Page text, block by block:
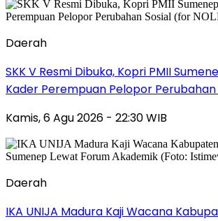
Daerah
SKK V Resmi Dibuka, Kopri PMII
Kader Perempuan Pelopor Perubahan
Kamis, 6 Agu 2026 - 22:30 WIB
Daerah
IKA UNIJA Madura Kaji Wacana